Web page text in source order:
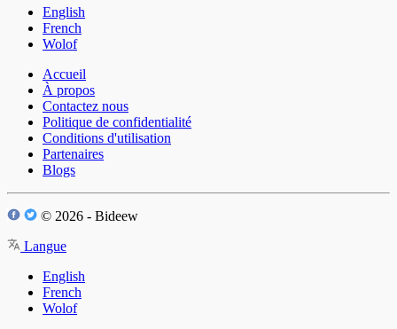
English
French
Wolof
Accueil
À propos
Contactez nous
Politique de confidentialité
Conditions d'utilisation
Partenaires
Blogs
© 2026 - Bideew
Langue
English
French
Wolof